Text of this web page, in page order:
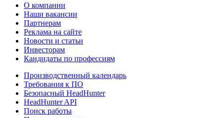
О компании
Наши вакансии
Партнерам
Реклама на сайте
Новости и статьи
Инвесторам
Кандидаты по профессиям
Производственный календарь
Требования к ПО
Безопасный HeadHunter
HeadHunter API
Поиск работы